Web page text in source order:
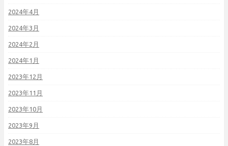
2024年4月
2024年3月
2024年2月
2024年1月
2023年12月
2023年11月
2023年10月
2023年9月
2023年8月